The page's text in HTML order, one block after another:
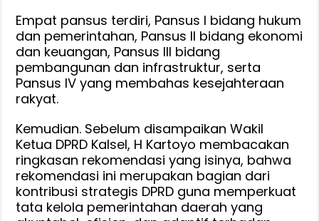
Empat pansus terdiri, Pansus I bidang hukum
dan pemerintahan, Pansus II bidang ekonomi
dan keuangan, Pansus III bidang
pembangunan dan infrastruktur, serta
Pansus IV yang membahas kesejahteraan
rakyat.
Kemudian. Sebelum disampaikan Wakil
Ketua DPRD Kalsel, H Kartoyo membacakan
ringkasan rekomendasi yang isinya, bahwa
rekomendasi ini merupakan bagian dari
kontribusi strategis DPRD guna memperkuat
tata kelola pemerintahan daerah yang